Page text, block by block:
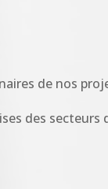
de nos
des